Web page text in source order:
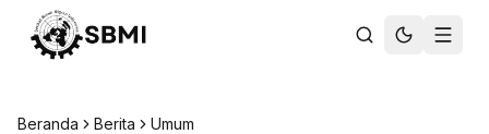
Beranda Berita Umum